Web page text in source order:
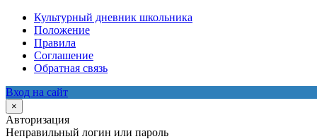
Культурный дневник школьника
Положение
Правила
Соглашение
Обратная связь
Вход на сайт
×
Авторизация
Неправильный логин или пароль